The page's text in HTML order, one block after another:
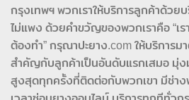
กรุงเทพฯ พวกเราให้บริการลูกค้าด้วย
ไม่แพง ด้วยคำขวัญของพวกเราคือ “เ
ต้องทำ” กรุณาปะยาง.com ให้บริการม
สำคัญกับลูกค้าเป็นอันดับแรกเสมอ มุ่
สูงสุดทุกครั้งที่ติดต่อกับพวกเขา มีช่าง